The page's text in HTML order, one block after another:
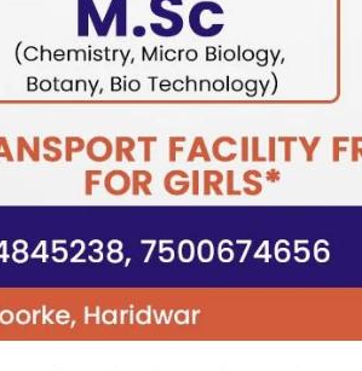
Bureau News July 28, 2026 0